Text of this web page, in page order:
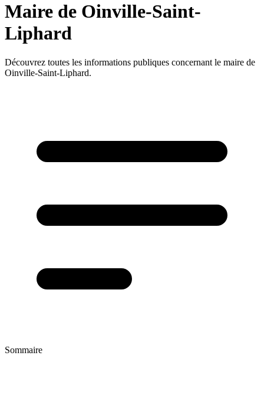
Maire de Oinville-Saint-
Liphard
Découvrez toutes les informations publiques concernant le maire de
Oinville-Saint-Liphard.
Sommaire